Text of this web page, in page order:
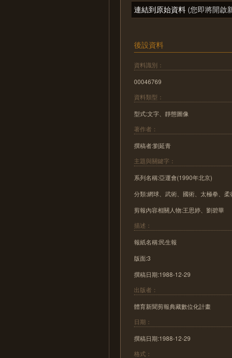
連結到原始資料 (您即將開啟
後設資料
資料識別：
00046769
資料類型：
型式:文字、靜態圖像
著作者：
撰稿者:劉延青
主題與關鍵字：
系列名稱:亞運會(1990年北京)
分類:網球、武術、國術、太極拳、
剪報內容相關人物:王思婷、劉碧華
描述：
報紙名稱:民生報
版面:3
撰稿日期:1988-12-29
出版者：
體育新聞剪報典藏數位化計畫
日期：
撰稿日期:1988-12-29
格式：